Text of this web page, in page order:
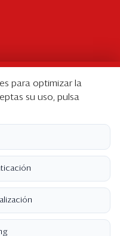
para optimizar la
su uso, pulsa